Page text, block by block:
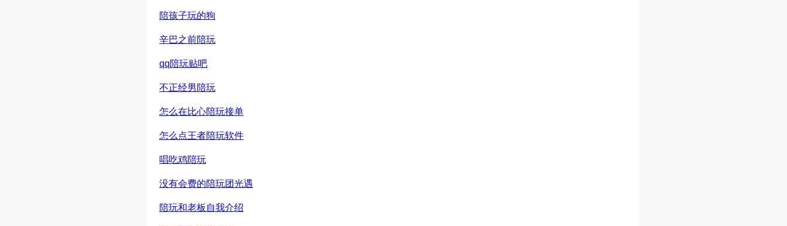
陪孩子玩的狗
辛巴之前陪玩
qq陪玩贴吧
不正经男陪玩
怎么在比心陪玩接单
怎么点王者陪玩软件
唱吃鸡陪玩
没有会费的陪玩团光遇
陪玩和老板自我介绍